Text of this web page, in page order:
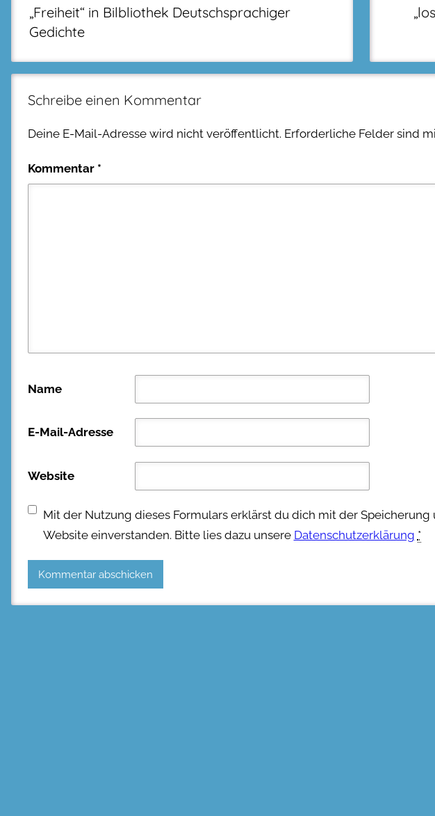
„Freiheit“ in Bilbliothek Deutschsprachiger
Gedichte
Schreibe einen Kommentar
Deine E-Mail-Adresse wird nicht veröffentlicht. Erforderliche Felder sind
Kommentar *
Name
E-Mail-Adresse
Website
Mit der Nutzung dieses Formulars erklärst du dich mit der
Website einverstanden. Bitte lies dazu unsere Datenschutzerklärung *